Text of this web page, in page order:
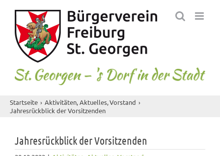
content
Startseite Aktivitäten Aktuelles Vorstand
Jahresrückblick der Vorsitzenden
Jahresrückblick der Vorsitzenden